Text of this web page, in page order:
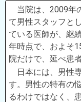
当院は、2009年
て男性スタッフと
ている医師が、継
年時点で、およそ
院だけで、延べ患
日本には、男性
す。男性の特有の
るわけではなく、